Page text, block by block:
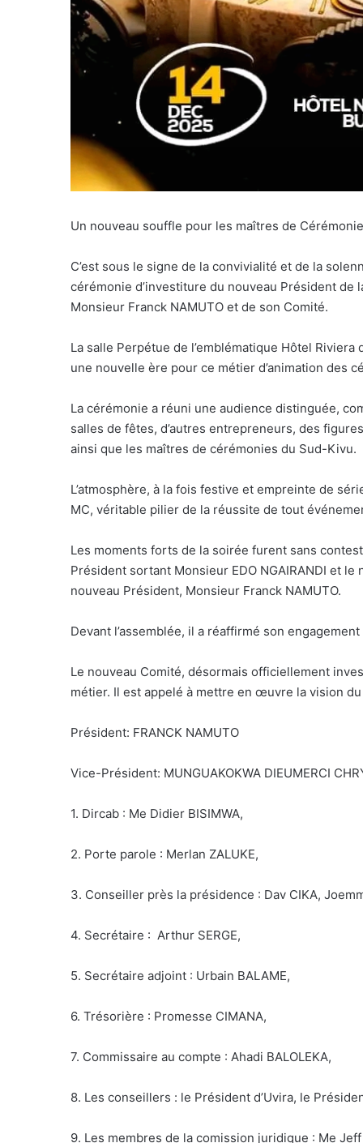
Un nouveau souffle pour les maîtres de
C’est sous le signe de la convivialité et de la
cérémonie d’investiture du nouveau Président
Monsieur Franck NAMUTO et de son Comité.
La salle Perpétue de l’emblématique Hôtel
une nouvelle ère pour ce métier d’animation des
La cérémonie a réuni une audience distinguée,
salles de fêtes, d’autres entrepreneurs, des
ainsi que les maîtres de cérémonies du Sud-Kivu.
L’atmosphère, à la fois festive et empreinte de
MC, véritable pilier de la réussite de tout
Les moments forts de la soirée furent sans
Président sortant Monsieur EDO NGAIRANDI et
nouveau Président, Monsieur Franck NAMUTO.
Devant l’assemblée, il a réaffirmé son
Le nouveau Comité, désormais officiellement
métier. Il est appelé à mettre en œuvre la vision
Président: FRANCK NAMUTO
Vice-Président: MUNGUAKOKWA DIEUMERCI
1. Dircab : Me Didier BISIMWA,
2. Porte parole : Merlan ZALUKE,
3. Conseiller près la présidence : Dav CIKA,
4. Secrétaire : Arthur SERGE,
5. Secrétaire adjoint : Urbain BALAME,
6. Trésorière : Promesse CIMANA,
7. Commissaire au compte : Ahadi BALOLEKA,
8. Les conseillers : le Président d’Uvira, le
9. Les membres de la comission juridique : Me Jeff